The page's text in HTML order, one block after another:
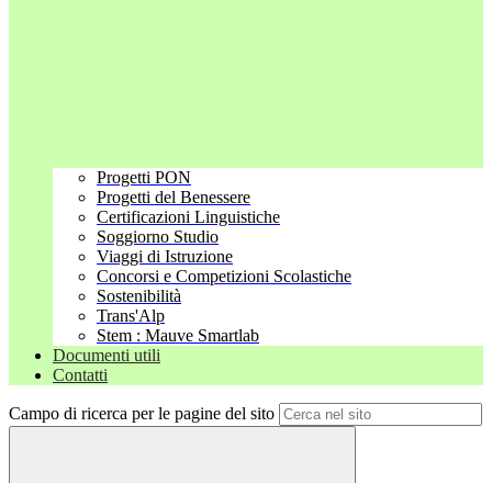
Progetti PON
Progetti del Benessere
Certificazioni Linguistiche
Soggiorno Studio
Viaggi di Istruzione
Concorsi e Competizioni Scolastiche
Sostenibilità
Trans'Alp
Stem : Mauve Smartlab
Documenti utili
Contatti
Campo di ricerca per le pagine del sito